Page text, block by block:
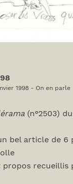
1998 - On en parle
(n°2503)
bel article de 6
recueillis